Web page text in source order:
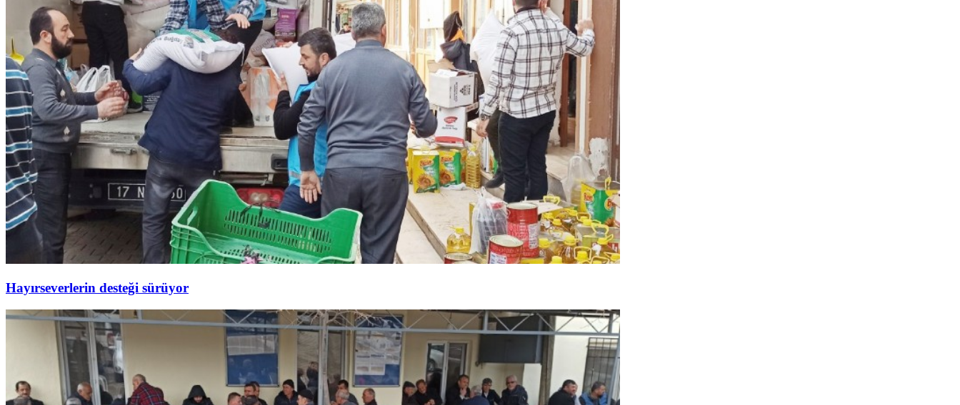
Hayırseverlerin desteği sürüyor